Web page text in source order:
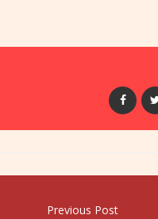
Previous Post